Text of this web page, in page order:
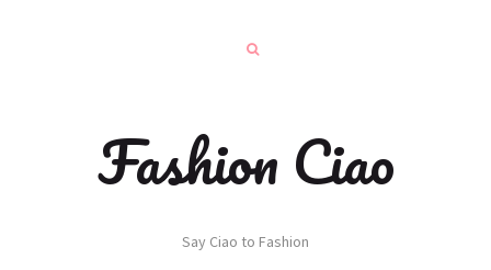
Fashion Ciao
Say Ciao to Fashion